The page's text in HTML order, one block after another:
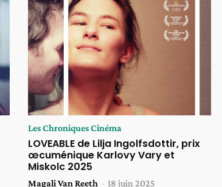
Les Chroniques Cinéma
LOVEABLE de Lilja Ingolfsdottir, prix
œcuménique Karlovy Vary et
Miskolc 2025
Magali Van Reeth - 18 juin 2025